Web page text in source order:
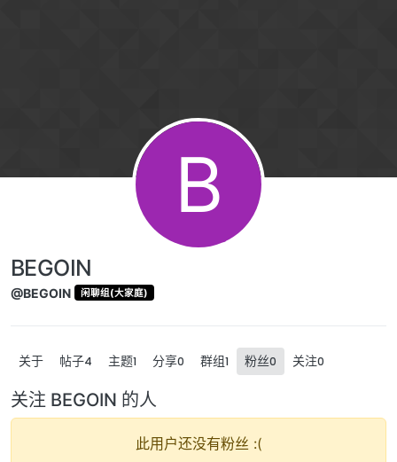
B
BEGOIN
@BEGOIN 闲聊组(大家庭)
关于 帖子4 主题1 分享0 群组1 粉丝0 关注0
关注 BEGOIN 的人
此用户还没有粉丝 :(